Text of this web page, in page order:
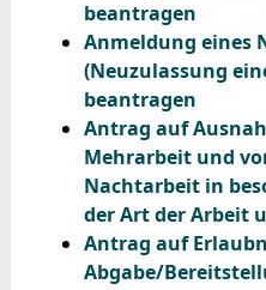
beantragen
Anmeldung eines
(Neuzulassung
beantragen
Antrag auf
Mehrarbeit und
Nachtarbeit in
der Art der Arbeit
Antrag auf
Abgabe/